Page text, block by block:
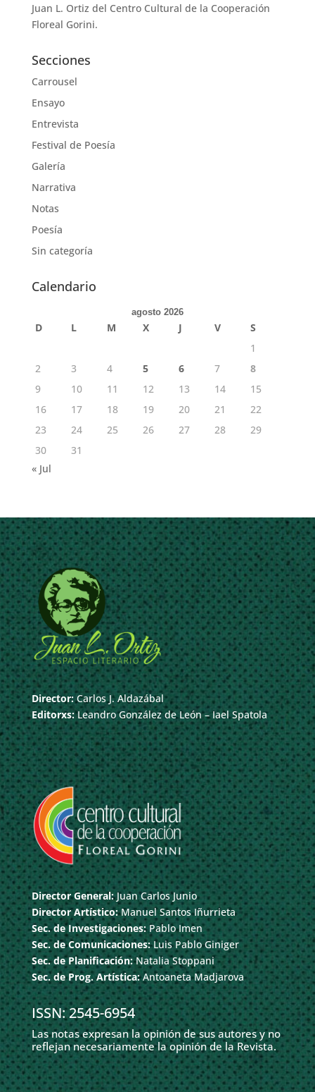
Juan L. Ortiz del Centro Cultural de la Cooperación
Floreal Gorini.
Secciones
Carrousel
Ensayo
Entrevista
Festival de Poesía
Galería
Narrativa
Notas
Poesía
Sin categoría
Calendario
agosto 2026
D L M X J V
S
1
2
3 4 5 6 7
8
9
10 11 12 13 14
15
16
17 18 19 20 21
22
23
24 25 26 27 28
29
30
31
« Jul
Director:Carlos J. Aldazábal
Editorxs:Leandro González de León – Iael Spatola
Director General:Juan Carlos Junio
Director Artístico:Manuel Santos Iñurrieta
Sec. de Investigaciones:Pablo Imen
Sec. de Comunicaciones:Luis Pablo Giniger
Sec. de Planificación:Natalia Stoppani
Sec. de Prog. Artística:Antoaneta Madjarova
ISSN: 2545-6954
Las notas expresan la opinión de sus autores y no
reflejan necesariamente la opinión de la Revista.